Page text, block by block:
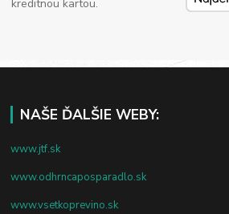
kreditnou kartou.
NAŠE ĎALŠIE WEBY:
www.jtf.sk
www.odhrncaposparadlo.sk
www.vsetkoprevino.sk